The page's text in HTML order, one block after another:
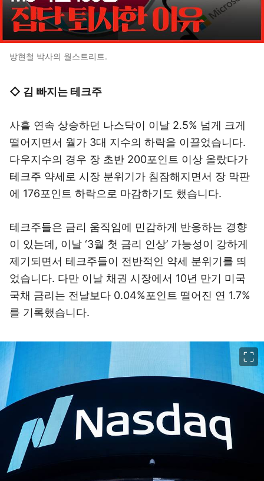
방현철 박사의 월스트리트.
◇ 김 빠지는 테크주
사흘 연속 상승하던 나스닥이 이날 2.5% 넘게 크게
떨어지면서 월가 3대 지수의 하락을 이끌었습니다.
다우지수의 경우 장 초반 200포인트 이상 올랐다가
테크주 약세로 시장 분위기가 침잠해지면서 장 막판
에 176포인트 하락으로 마감하기도 했습니다.
테크주들은 금리 움직임에 민감하게 반응하는 경향
이 있는데, 이날 ‘3월 첫 금리 인상’ 가능성이 강하게
제기되면서 테크주들이 전반적인 약세 분위기를 띄
었습니다. 다만 이날 채권 시장에서 10년 만기 미국
국채 금리는 전날보다 0.04%포인트 떨어진 연 1.7%
를 기록했습니다.